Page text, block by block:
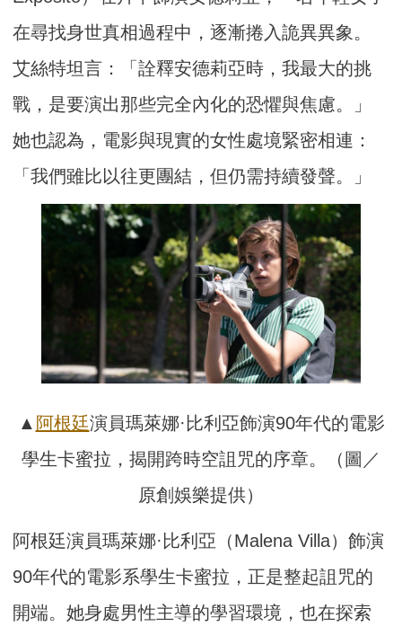
在尋找身世真相過程中，逐漸捲入詭異異象。
艾絲特坦言：「詮釋安德莉亞時，我最大的挑
戰，是要演出那些完全內化的恐懼與焦慮。」
她也認為，電影與現實的女性處境緊密相連：
「我們雖比以往更團結，但仍需持續發聲。」
▲ 阿根廷演員瑪萊娜·比利亞飾演90年代的電影
學生卡蜜拉，揭開跨時空詛咒的序章。（圖／
原創娛樂提供）
阿根廷演員瑪萊娜·比利亞（Malena Villa）飾演
90年代的電影系學生卡蜜拉，正是整起詛咒的
開端。她身處男性主導的學習環境，也在探索